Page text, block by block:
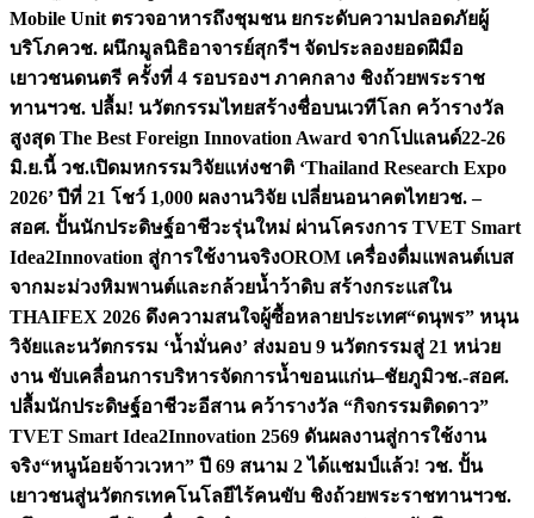
Mobile Unit ตรวจอาหารถึงชุมชน ยกระดับความปลอดภัยผู้
บริโภควช. ผนึกมูลนิธิอาจารย์สุกรีฯ จัดประลองยอดฝีมือ
เยาวชนดนตรี ครั้งที่ 4 รอบรองฯ ภาคกลาง ชิงถ้วยพระราช
ทานฯวช. ปลื้ม! นวัตกรรมไทยสร้างชื่อบนเวทีโลก คว้ารางวัล
สูงสุด The Best Foreign Innovation Award จากโปแลนด์22-26
มิ.ย.นี้ วช.เปิดมหกรรมวิจัยแห่งชาติ ‘Thailand Research Expo
2026’ ปีที่ 21 โชว์ 1,000 ผลงานวิจัย เปลี่ยนอนาคตไทยวช. –
สอศ. ปั้นนักประดิษฐ์อาชีวะรุ่นใหม่ ผ่านโครงการ TVET Smart
Idea2Innovation สู่การใช้งานจริงOROM เครื่องดื่มแพลนต์เบส
จากมะม่วงหิมพานต์และกล้วยน้ำว้าดิบ สร้างกระแสใน
THAIFEX 2026 ดึงความสนใจผู้ซื้อหลายประเทศ“ดนุพร” หนุน
วิจัยและนวัตกรรม ‘น้ำมั่นคง’ ส่งมอบ 9 นวัตกรรมสู่ 21 หน่วย
งาน ขับเคลื่อนการบริหารจัดการน้ำขอนแก่น–ชัยภูมิวช.-สอศ.
ปลื้มนักประดิษฐ์อาชีวะอีสาน คว้ารางวัล “กิจกรรมติดดาว”
TVET Smart Idea2Innovation 2569 ดันผลงานสู่การใช้งาน
จริง“หนูน้อยจ้าวเวหา” ปี 69 สนาม 2 ได้แชมป์แล้ว! วช. ปั้น
เยาวชนสู่นวัตกรเทคโนโลยีไร้คนขับ ชิงถ้วยพระราชทานฯวช.